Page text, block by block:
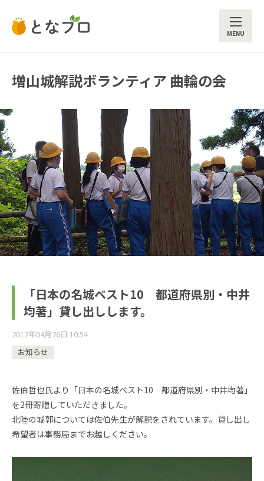
増山城解説ボランティア 曲輪の会
「日本の名城ベスト10 都道府県別・中井
均著」貸し出しします。
2012年04月26日 10:54
お知らせ
佐伯哲也氏より「日本の名城ベスト10 都道府県別・中井均著」
を2冊寄贈していただきました。
北陸の城郭については佐伯先生が解説をされています。貸し出し
希望者は事務局までお越しください。